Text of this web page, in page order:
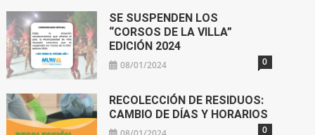
SE SUSPENDEN LOS
“CORSOS DE LA VILLA”
EDICIÓN 2024
08/01/2024 0
RECOLECCIÓN DE RESIDUOS:
CAMBIO DE DÍAS Y HORARIOS
0